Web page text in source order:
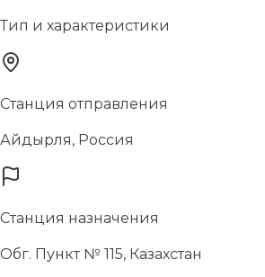
Тип и характеристики
Станция отправления
Айдырля, Россия
Станция назначения
Обг. Пункт № 115, Казахстан